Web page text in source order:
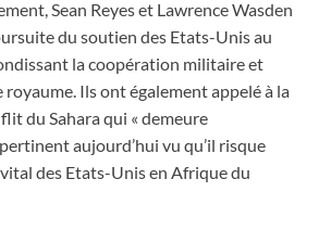
Sean Reyes et Lawrence Wasden
du soutien des Etats-Unis au
la coopération militaire et
royaume. Ils ont également appelé à la
du Sahara qui « demeure
aujourd’hui vu qu’il risque
des Etats-Unis en Afrique du